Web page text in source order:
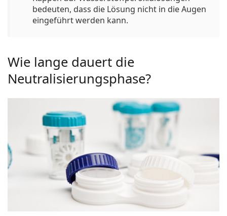
bedeuten, dass die Lösung nicht in die Augen
eingeführt werden kann.
Wie lange dauert die
Neutralisierungsphase?